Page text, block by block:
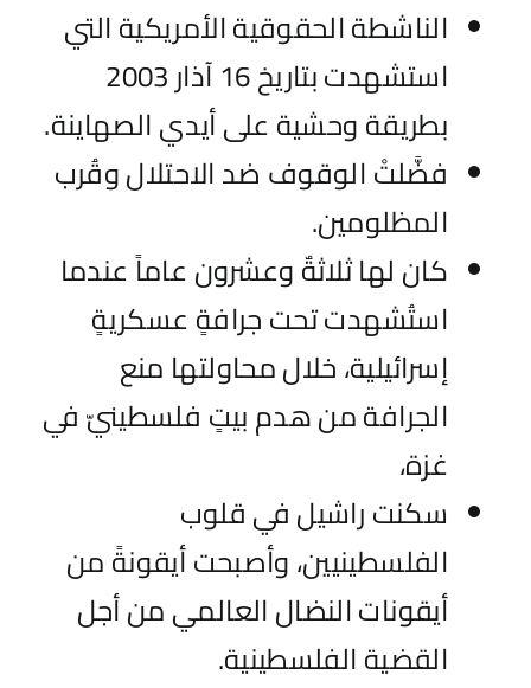
الناشطة الحقوقية الأمريكية التي
استشهدت بتاريخ 16 آذار 2003
بطريقة وحشية على أيدي الصهاينة.
فضَّلتْ الوقوف ضد الاحتلال وقُرب
المظلومين.
كان لها ثلاثةٌ وعشرون عاماً عندما
استُشهدت تحت جرافةٍ عسكريةٍ
إسرائيلية، خلال محاولتها منع
الجرافة من هدم بيتٍ فلسطينيّ في
غزة،
سكنت راشيل في قلوب
الفلسطينيين، وأصبحت أيقونةً من
أيقونات النضال العالمي من أجل
القضية الفلسطينية.